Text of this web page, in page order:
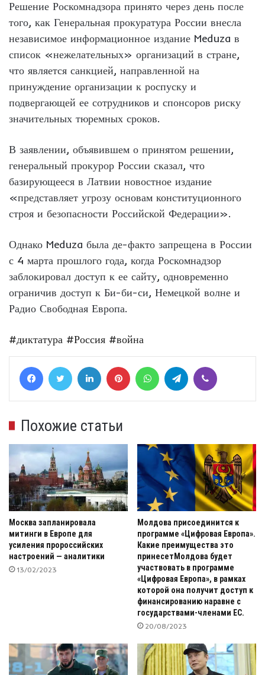
Решение Роскомнадзора принято через день после
того, как Генеральная прокуратура России внесла
независимое информационное издание Meduza в
список «нежелательных» организаций в стране,
что является санкцией, направленной на
принуждение организации к роспуску и
подвергающей ее сотрудников и спонсоров риску
значительных тюремных сроков.
В заявлении, объявившем о принятом решении,
генеральный прокурор России сказал, что
базирующееся в Латвии новостное издание
«представляет угрозу основам конституционного
строя и безопасности Российской Федерации».
Однако Meduza была де-факто запрещена в России
с 4 марта прошлого года, когда Роскомнадзор
заблокировал доступ к ее сайту, одновременно
ограничив доступ к Би-би-си, Немецкой волне и
Радио Свободная Европа.
#диктатура #Россия #война
FacebookTwitter LinkedIn Pinterest WhatsAppTelegram
Похожие статьи
Москва запланировала
митинги в Европе для
усиления пророссийских
настроений — аналитики
13/02/2023
Молдова присоединится к
программе «Цифровая Европа».
Какие преимущества это
принесетМолдова будет
участвовать в программе
«Цифровая Европа», в рамках
которой она получит доступ к
финансированию наравне с
государствами-членами ЕС.
20/08/2023